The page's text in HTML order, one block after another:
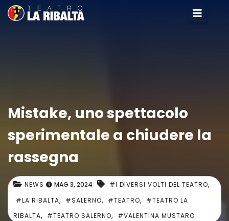
Mistake, uno spettacolo
sperimentale a chiudere la
rassegna
NEWS MAG 3, 2024 #I DIVERSI VOLTI DEL TEATRO,
#LA RIBALTA, #SALERNO, #TEATRO, #TEATRO LA
RIBALTA, #TEATRO SALERNO, #VALENTINA MUSTARO